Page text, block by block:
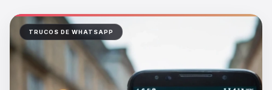
TRUCOS DE WHATSAPP